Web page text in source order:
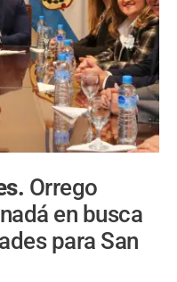
Orrego
en busca
para San